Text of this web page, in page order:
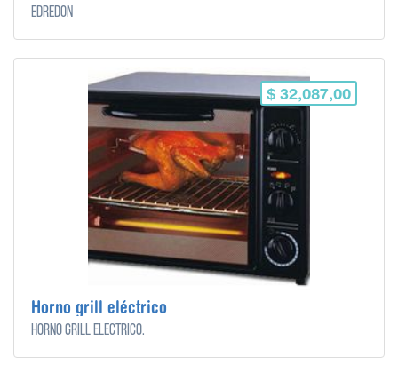
Edredon
$ 32,087,00
Horno grill eléctrico
Horno grill eléctrico.